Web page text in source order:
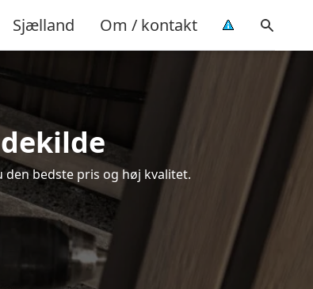
Sjælland Om / kontakt
bedste pris og høj kvalitet.